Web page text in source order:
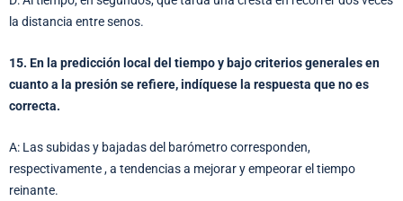
la distancia entre senos.
15. En la predicción local del tiempo y bajo criterios generales en
cuanto a la presión se refiere, indíquese la respuesta que no es
correcta.
A: Las subidas y bajadas del barómetro corresponden,
respectivamente , a tendencias a mejorar y empeorar el tiempo
reinante.